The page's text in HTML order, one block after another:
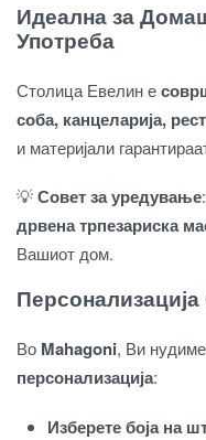
Идеална за
Употреба
Столица Евелин е
соба, канцеларија,
и материјали
💡Совет за уредување
дрвена трпезариска
Вашиот дом.
Во Mahagoni, Ви нудиме
персонализација:
Изберете боја на